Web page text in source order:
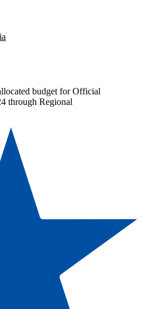
budget for Official
through Regional